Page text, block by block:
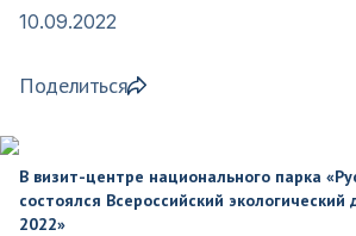
10.09.2022
Поделиться
В визит-центре национального парка
состоялся Всероссийский экологический
2022»